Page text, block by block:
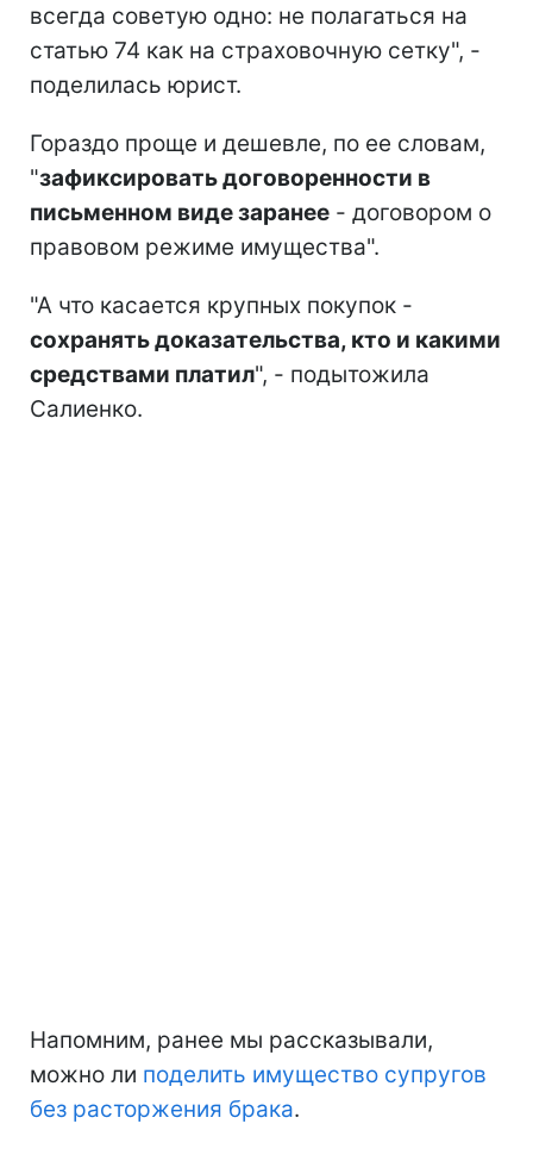
всегда советую одно: не полагаться на
статью 74 как на страховочную сетку", -
поделилась юрист.
Гораздо проще и дешевле, по ее словам,
"зафиксировать договоренности в
письменном виде заранее - договором о
правовом режиме имущества".
"А что касается крупных покупок -
сохранять доказательства, кто и какими
средствами платил", - подытожила
Салиенко.
Напомним, ранее мы рассказывали,
можно ли поделить имущество супругов
без расторжения брака.